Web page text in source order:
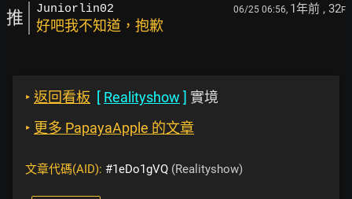
推 Juniorlin02 06/25 06:56, 1年前 , 32F
好吧我不知道，抱歉
‣ 返回看板 [ Realityshow ] 實境
‣ 更多 PapayaApple 的文章
文章代碼(AID): #1eDo1gVQ (Realityshow)